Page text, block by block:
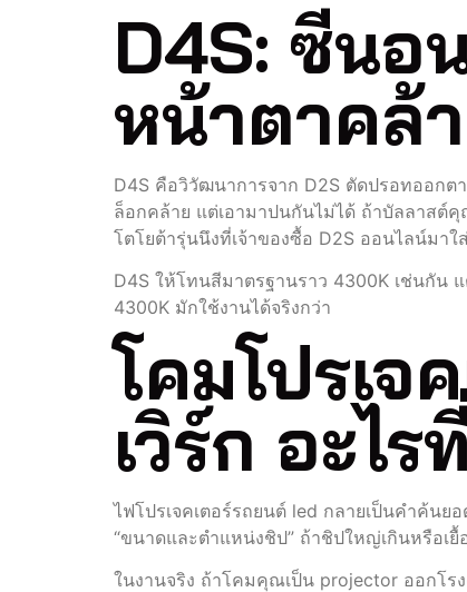
D4S: ซีนอ
หน้าตาคล้
D4S คือวิวัฒนาการจาก D2S ตัดปรอทออก
ล็อกคล้าย แต่เอามาปนกันไม่ได้ ถ้าบัลลาสต์
โตโยต้ารุ่นนึงที่เจ้าของซื้อ D2S ออนไลน์มา
D4S ให้โทนสีมาตรฐานราว 4300K เช่นกัน
4300K มักใช้งานได้จริงกว่า
โคมโปรเจ
เวิร์ก อะไร
ไฟโปรเจคเตอร์รถยนต์ led กลายเป็นคำค้นย
“ขนาดและตำแหน่งชิป” ถ้าชิปใหญ่เกินหรือเ
ในงานจริง ถ้าโคมคุณเป็น projector ออกโร